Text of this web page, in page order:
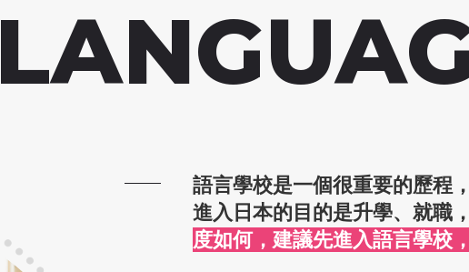
語言學校是一個很重要的歷程
進入日本的目的是升學、就職
度如何，建議先進入語言學校